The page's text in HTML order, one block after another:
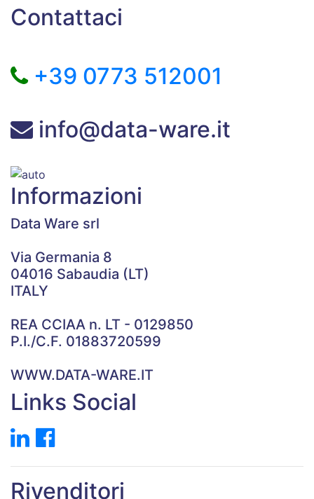
Contattaci
+39 0773 512001
info@data-ware.it
Informazioni
Data Ware srl
Via Germania 8
04016 Sabaudia (LT)
ITALY
REA CCIAA n. LT - 0129850
P.I./C.F. 01883720599
WWW.DATA-WARE.IT
Links Social
Rivenditori